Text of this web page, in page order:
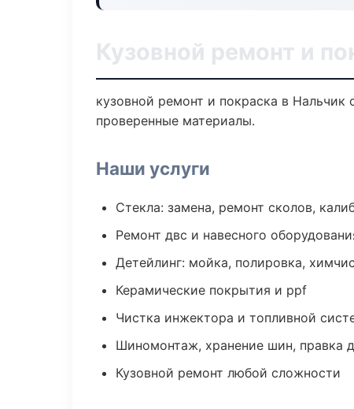
Кузовной ремонт и
кузовной ремонт и покраска в Нальчик
проверенные материалы.
Наши услуги
Стекла: замена, ремонт сколов,
Ремонт двс и навесного
Детейлинг: мойка, полировка,
Керамические покрытия и ppf
Чистка инжектора и топливной
Шиномонтаж, хранение шин, правка
Кузовной ремонт любой сложности